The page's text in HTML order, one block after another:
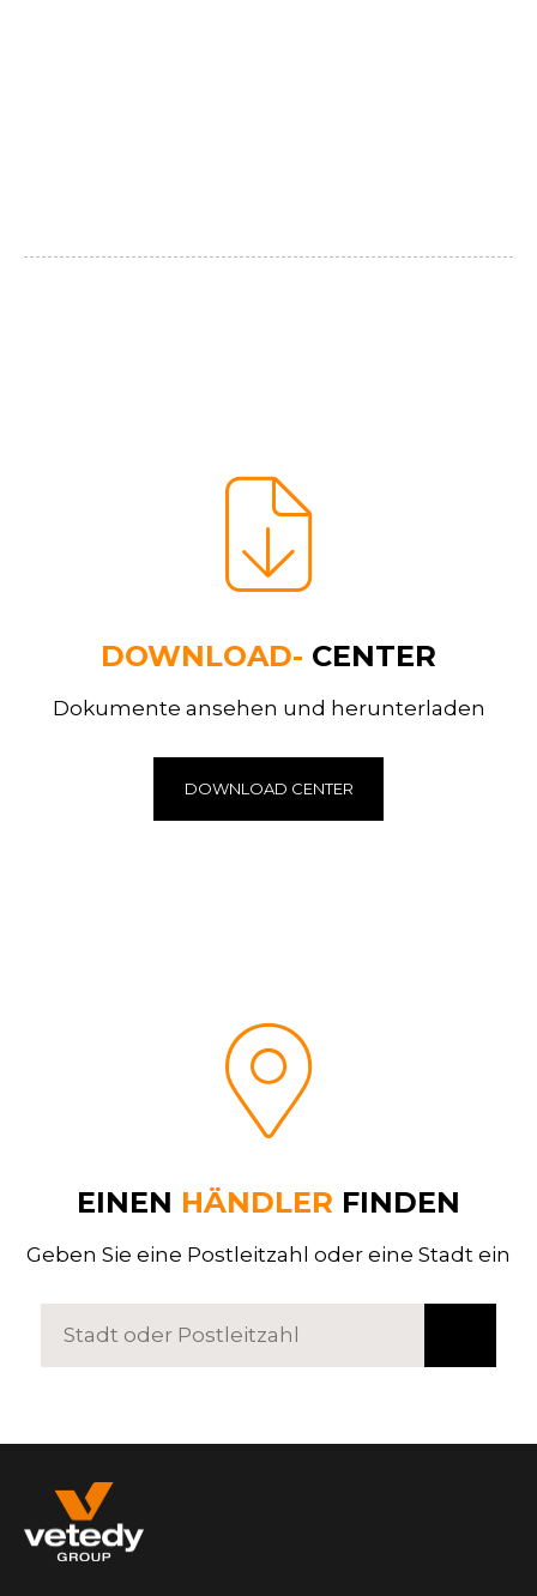
DOWNLOAD- CENTER
Dokumente ansehen und herunterladen
DOWNLOAD CENTER
EINEN HÄNDLER FINDEN
Geben Sie eine Postleitzahl oder eine Stadt ein